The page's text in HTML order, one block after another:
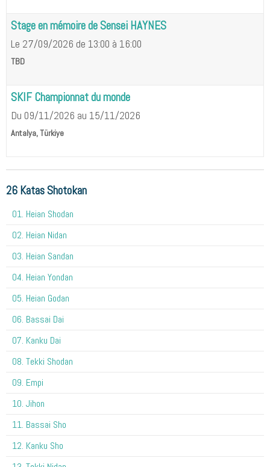
Stage en mémoire de Sensei HAYNES
Le 27/09/2026 de 13:00 à 16:00
TBD
SKIF Championnat du monde
Du 09/11/2026 au 15/11/2026
Antalya, Türkiye
26 Katas Shotokan
01. Heian Shodan
02. Heian Nidan
03. Heian Sandan
04. Heian Yondan
05. Heian Godan
06. Bassai Dai
07. Kanku Dai
08. Tekki Shodan
09. Empi
10. Jihon
11. Bassai Sho
12. Kanku Sho